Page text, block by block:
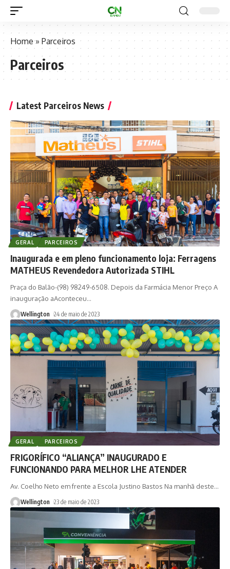
Home» Parceiros
Parceiros
Latest Parceiros News
GERAL PARCEIROS
Inaugurada e em pleno funcionamento loja: Ferragens
MATHEUS Revendedora Autorizada STIHL
Praça do Balão-(98) 98249-6508. Depois da Farmácia Menor Preço A
inauguração aAconteceu…
Wellington 24 de maio de 2023
GERAL PARCEIROS
FRIGORÍFICO “ALIANÇA” INAUGURADO E
FUNCIONANDO PARA MELHOR LHE ATENDER
Av. Coelho Neto em frente a Escola Justino Bastos Na manhã deste…
Wellington 23 de maio de 2023